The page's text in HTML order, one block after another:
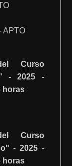
APTO
Curso
- 2025 -
horas
Curso
- 2025 -
horas